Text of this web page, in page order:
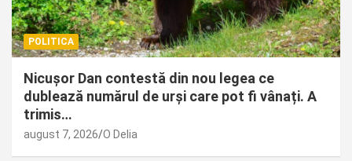
POLITICA
Nicușor Dan contestă din nou legea ce
dublează numărul de urși care pot fi vânați. A
trimis…
august 7, 2026 O Delia